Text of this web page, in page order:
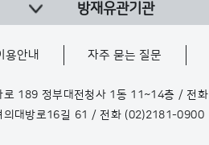
방재유관기관
용안내 자주 묻는 질문
로 189 정부대전청사 1동 11~14층 / 전화
의대방로16길 61 / 전화 (02)2181-0900